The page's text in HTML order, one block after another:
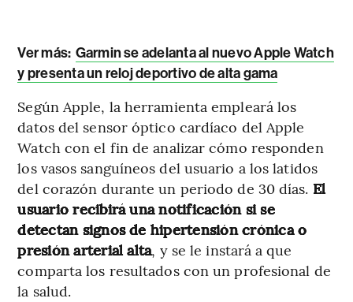
Ver más: Garmin se adelanta al nuevo Apple Watch
y presenta un reloj deportivo de alta gama
Según Apple, la herramienta empleará los
datos del sensor óptico cardíaco del Apple
Watch con el fin de analizar cómo responden
los vasos sanguíneos del usuario a los latidos
del corazón durante un periodo de 30 días. El
usuario recibirá una notificación si se
detectan signos de hipertensión crónica o
presión arterial alta, y se le instará a que
comparta los resultados con un profesional de
la salud.